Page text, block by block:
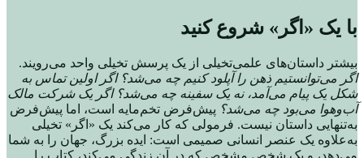
با یک «اگر» شروع کنید
بیشتر داستان‌های علمی‌تخیلی از یک پرسش تخیلی واحد می‌رویند.
اگر می‌توانستیم ذهن را آپلود کنیم چه می‌شد؟ اگر اولین تماس به
شکل یک پیام می‌آمد، نه یک سفینه چه می‌شد؟ اگر یک شرکت مالک
آب‌وهوا می‌بود چه می‌شد؟ پیش‌فرض تخم‌مایه است، اما پیش‌فرض
به‌تنهایی داستان نیست. فرمولی که کار می‌کند یک «اگر» تخیلی
به‌علاوه یک عنصر انسانی صمیمی است: ایده بزرگ، جهان را به شما
می‌دهد، و یک شخص مشخص که در آن زندگی می‌کند، کتاب را.